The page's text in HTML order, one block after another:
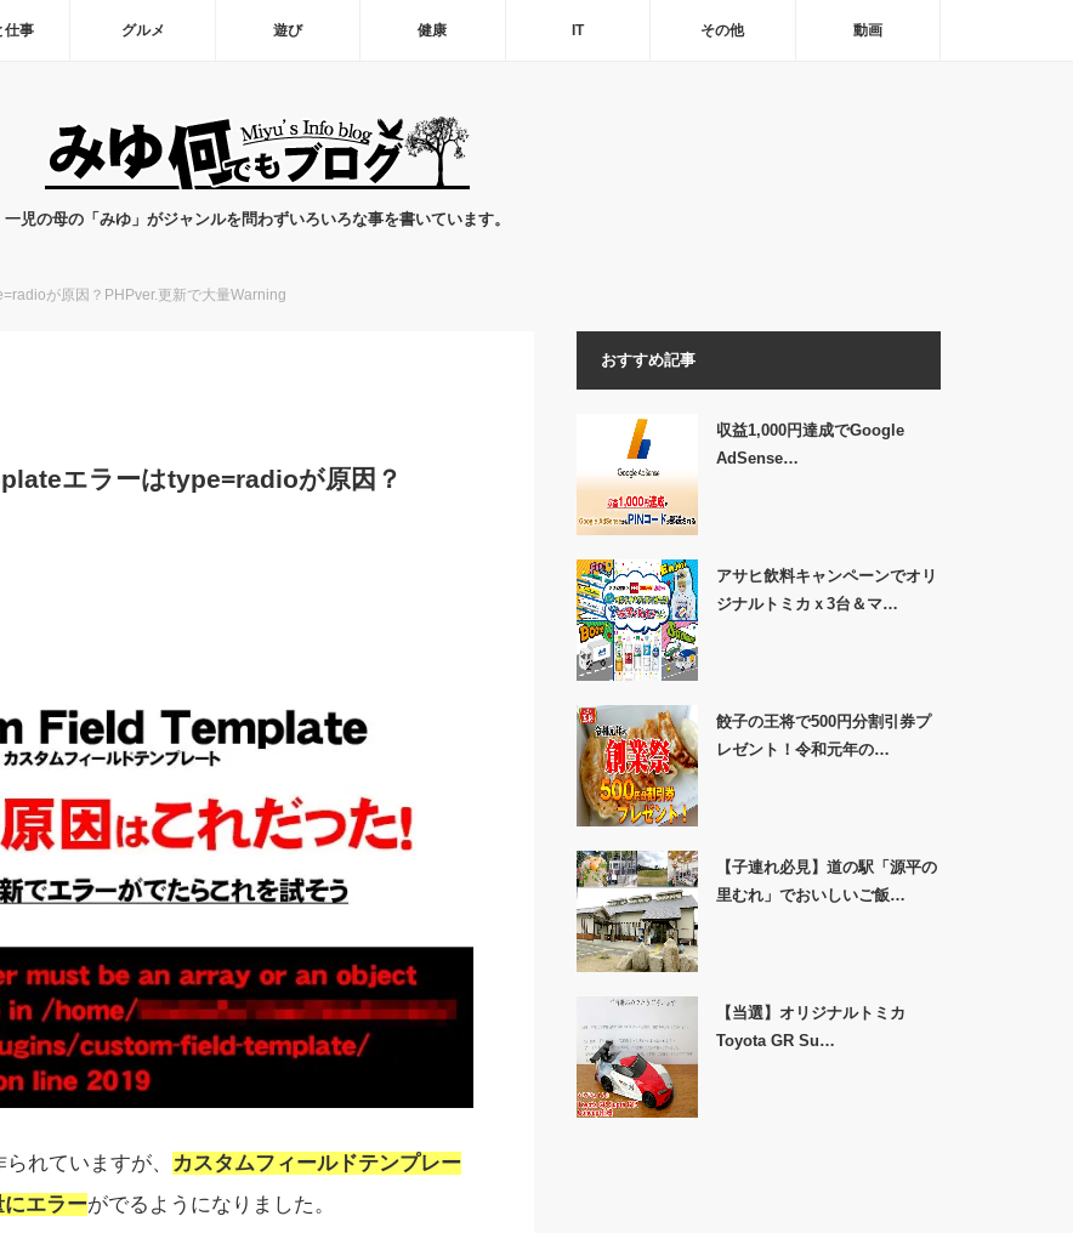
仕事 グルメ 遊び 健康 IT その他 動画
一児の母の「みゆ」がジャンルを問わずいろいろな事を書いています。
が原因？PHPver.更新で大量Warning
エラーはtype=radioが原因？
れていますが、
カスタムフィールドテンプレー
にエラーがでるようになりました。
おすすめ記事
収益1,000円達成でGoogle
AdSense…
アサヒ飲料キャンペーンでオリ
ジナルトミカｘ3台＆マ…
餃子の王将で500円分割引券プ
レゼント！令和元年の…
【子連れ必見】道の駅「源平の
里むれ」でおいしいご飯…
【当選】オリジナルトミカ
Toyota GR Su…